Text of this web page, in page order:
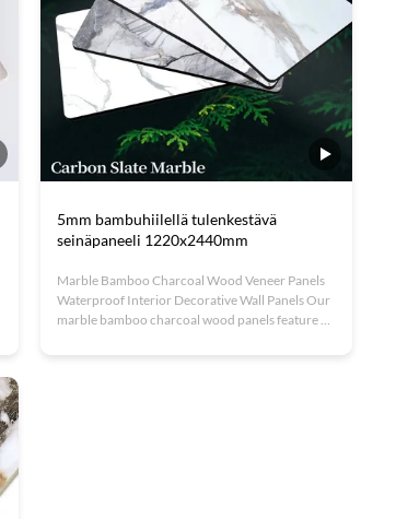
5mm bambuhiilellä tulenkestävä
seinäpaneeli 1220x2440mm
Marble Bamboo Charcoal Wood Veneer Panels
Waterproof Interior Decorative Wall Panels Our
marble bamboo charcoal wood panels feature an